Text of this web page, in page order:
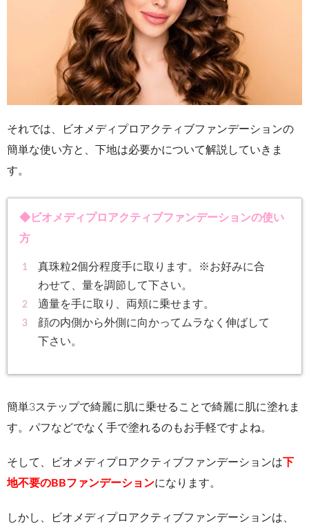
それでは、ビオメディプロアクティブファンデーションの
簡単な使い方と、下地は必要かについて解説していきま
す。
◆ビオメディプロアクティブファンデーションの使い
方
真珠粒2個分程度手に取ります。※お好みに合
わせて、量を調節して下さい。
適量を手に取り、両頬に乗せます。
顔の内側から外側に向かってムラなく伸ばして
下さい。
簡単3ステップで綺麗に肌に乗せることで綺麗に肌に塗れま
す。パフなどでなく手で塗れるのもお手軽ですよね。
そして、ビオメディプロアクティブファンデーションは 下
地不要のBBファンデーションになります。
しかし、ビオメディプロアクティブファンデーションは、